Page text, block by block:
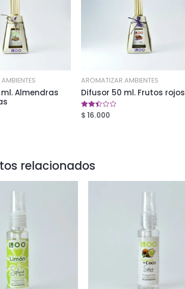
Almendras
AROMATIZAR AMBIENTES
Difusor 50 ml. Frutos rojos
Valorado
en
$ 16.000
relacionados